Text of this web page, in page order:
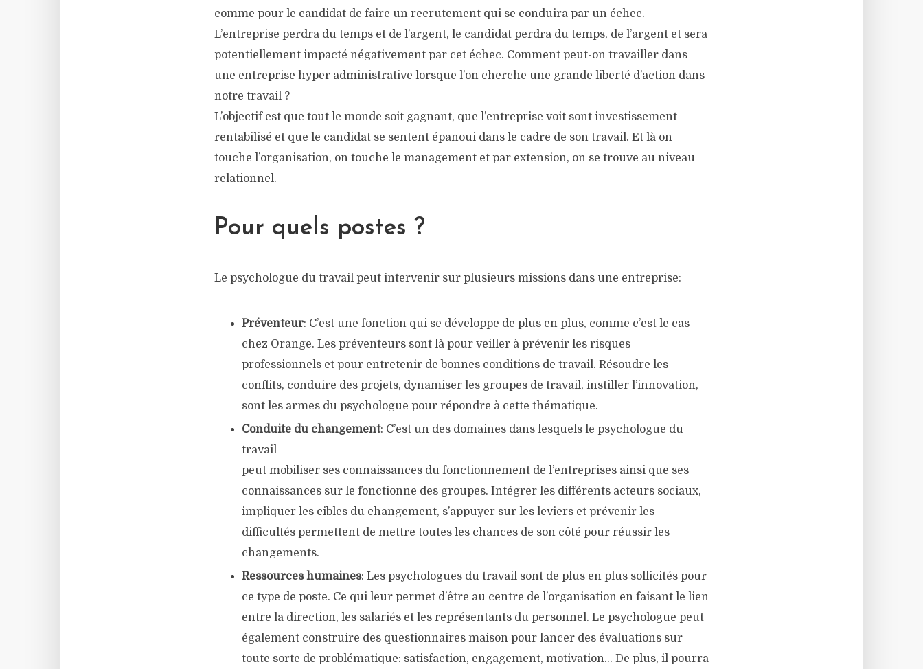
comme pour le candidat de faire un recrutement qui se conduira par un échec.
L’entreprise perdra du temps et de l’argent, le candidat perdra du temps, de l’argent et sera
potentiellement impacté négativement par cet échec. Comment peut-on travailler dans
une entreprise hyper administrative lorsque l’on cherche une grande liberté d’action dans
notre travail ?
L’objectif est que tout le monde soit gagnant, que l’entreprise voit sont investissement
rentabilisé et que le candidat se sentent épanoui dans le cadre de son travail. Et là on
touche l’organisation, on touche le management et par extension, on se trouve au niveau
relationnel.
Pour quels postes ?
Le psychologue du travail peut intervenir sur plusieurs missions dans une entreprise:
Préventeur: C’est une fonction qui se développe de plus en plus, comme c’est le cas
chez Orange. Les préventeurs sont là pour veiller à prévenir les risques
professionnels et pour entretenir de bonnes conditions de travail. Résoudre les
conflits, conduire des projets, dynamiser les groupes de travail, instiller l’innovation,
sont les armes du psychologue pour répondre à cette thématique.
Conduite du changement: C’est un des domaines dans lesquels le psychologue du
travail
peut mobiliser ses connaissances du fonctionnement de l’entreprises ainsi que ses
connaissances sur le fonctionne des groupes. Intégrer les différents acteurs sociaux,
impliquer les cibles du changement, s’appuyer sur les leviers et prévenir les
difficultés permettent de mettre toutes les chances de son côté pour réussir les
changements.
Ressources humaines: Les psychologues du travail sont de plus en plus sollicités pour
ce type de poste. Ce qui leur permet d’être au centre de l’organisation en faisant le lien
entre la direction, les salariés et les représentants du personnel. Le psychologue peut
également construire des questionnaires maison pour lancer des évaluations sur
toute sorte de problématique: satisfaction, engagement, motivation… De plus, il pourra